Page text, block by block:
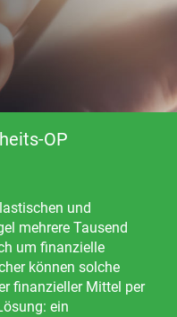
OP
und
mehrere Tausend
um finanzielle
können solche
finanzieller Mittel per
ein